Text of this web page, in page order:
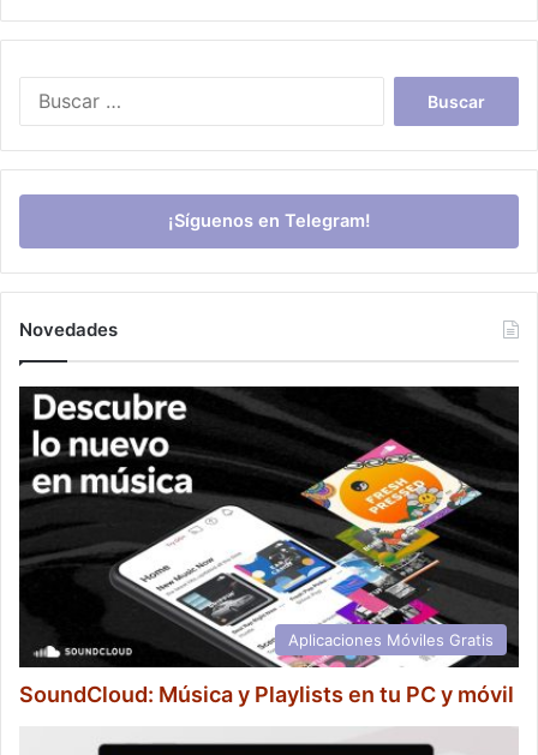
¡Síguenos en Telegram!
Novedades
Aplicaciones Móviles Gratis
SoundCloud: Música y Playlists en tu PC y móvil